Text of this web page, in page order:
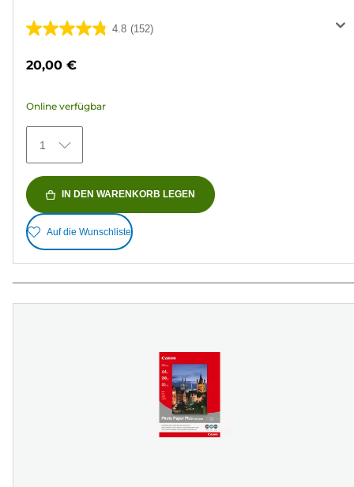
4.8 (152)
4.8
152
Bewertungen
20,00 €
Online verfügbar
1
IN DEN WARENKORB LEGEN
Auf die Wunschliste